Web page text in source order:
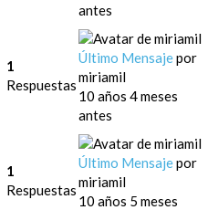
antes
1
Respuestas
Último Mensajepor
miriamil
10 años 4 meses
antes
1
Respuestas
Último Mensajepor
miriamil
10 años 5 meses